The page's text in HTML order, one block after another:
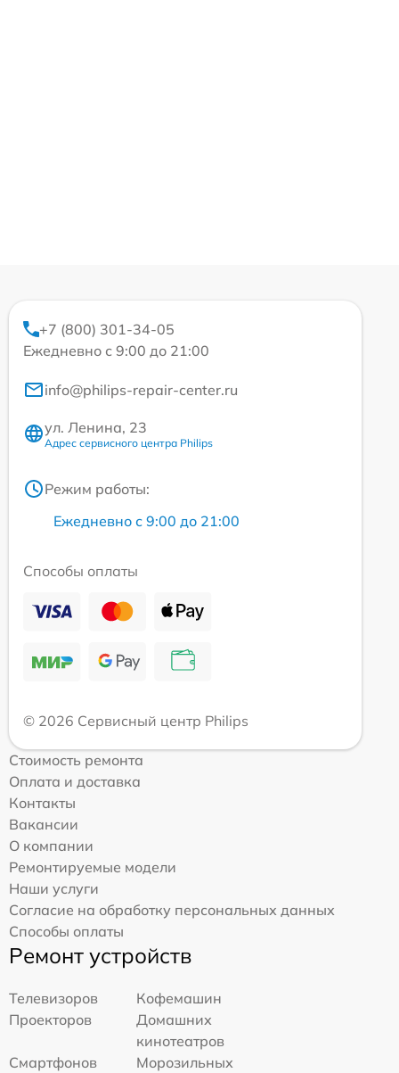
+7 (800) 301-34-05
Ежедневно с 9:00 до 21:00
info@philips-repair-center.ru
ул. Ленина, 23
Адрес сервисного центра Philips
Режим работы:
Ежедневно с 9:00 до 21:00
Способы оплаты
© 2026 Сервисный центр Philips
Стоимость ремонта
Оплата и доставка
Контакты
Вакансии
О компании
Ремонтируемые модели
Наши услуги
Согласие на обработку персональных данных
Способы оплаты
Ремонт устройств
Телевизоров
Кофемашин
Проекторов
Домашних
кинотеатров
Смартфонов
Морозильных